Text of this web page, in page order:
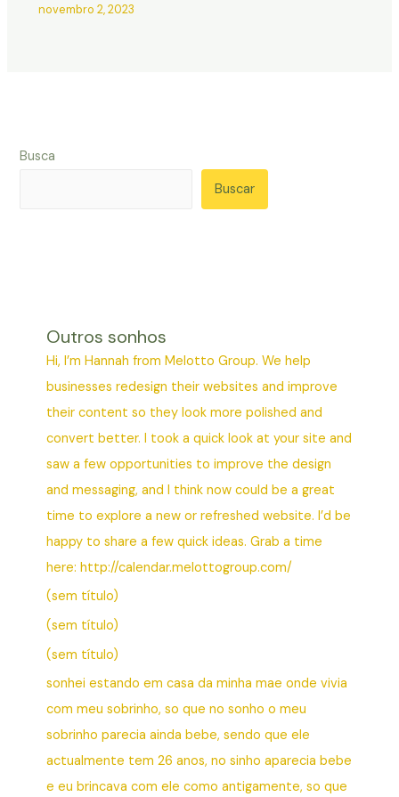
novembro 2, 2023
Busca
Buscar
Outros sonhos
Hi, I’m Hannah from Melotto Group. We help
businesses redesign their websites and improve
their content so they look more polished and
convert better. I took a quick look at your site and
saw a few opportunities to improve the design
and messaging, and I think now could be a great
time to explore a new or refreshed website. I’d be
happy to share a few quick ideas. Grab a time
here:⁠ http://calendar.melottogroup.com/
(sem título)
(sem título)
(sem título)
sonhei estando em casa da minha mae onde vivia
com meu sobrinho, so que no sonho o meu
sobrinho parecia ainda bebe, sendo que ele
actualmente tem 26 anos, no sinho aparecia bebe
e eu brincava com ele como antigamente, so que